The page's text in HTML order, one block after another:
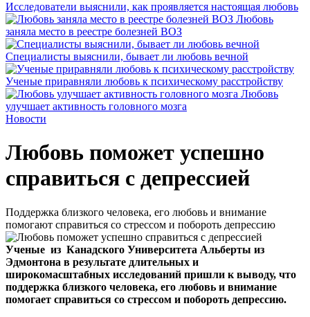
Исследователи выяснили, как проявляется настоящая любовь
Любовь
заняла место в реестре болезней ВОЗ
Специалисты выяснили, бывает ли любовь вечной
Ученые приравняли любовь к психическому расстройству
Любовь
улучшает активность головного мозга
Новости
Любовь поможет успешно
справиться с депрессией
Поддержка близкого человека, его любовь и внимание
помогают справиться со стрессом и побороть депрессию
Ученые из Канадского Университета Альберты из
Эдмонтона в результате длительных и
широкомасштабных исследований пришли к выводу, что
поддержка близкого человека, его любовь и внимание
помогает справиться со стрессом и побороть депрессию.